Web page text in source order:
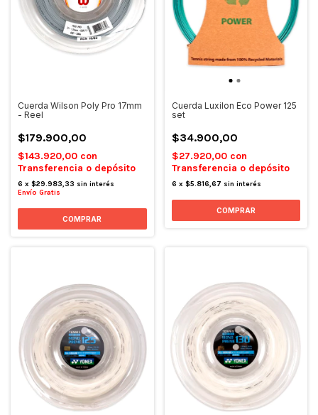
Cuerda Wilson Poly Pro 17mm
- Reel
$179.900,00
$143.920,00 con
Transferencia o depósito
6 x $29.983,33 sin interés
Envío Gratis
Cuerda Luxilon Eco Power 125
set
$34.900,00
$27.920,00 con
Transferencia o depósito
6 x $5.816,67 sin interés